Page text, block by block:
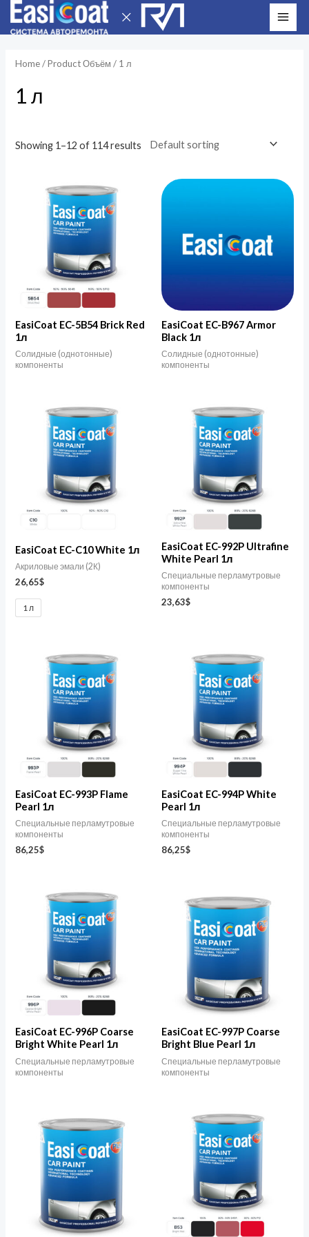
Перейти
Home/ Product Объём / 1 л
1 л
Showing 1–12 of 114 results
EasiCoat EC-5B54 Brick Red
1л
Солидные (однотонные)
компоненты
EasiCoat EC-B967 Armor
Black 1л
Солидные (однотонные)
компоненты
EasiCoat EC-C10 White 1л
Акриловые эмали (2К)
26,65$
1 л
EasiCoat EC-992P Ultrafine
White Pearl 1л
Специальные перламутровые
компоненты
23,63$
EasiCoat EC-993P Flame
Pearl 1л
Специальные перламутровые
компоненты
86,25$
EasiCoat EC-994P White
Pearl 1л
Специальные перламутровые
компоненты
86,25$
EasiCoat EC-996P Coarse
Bright White Pearl 1л
Специальные перламутровые
компоненты
EasiCoat EC-997P Coarse
Bright Blue Pearl 1л
Специальные перламутровые
компоненты